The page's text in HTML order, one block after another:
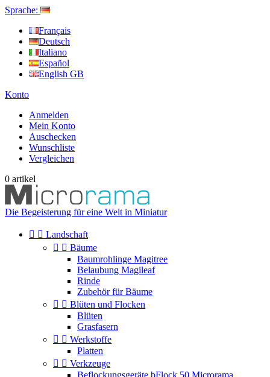
Sprache:
Français
Deutsch
Italiano
Español
English GB
Konto
Anmelden
Mein Konto
Auschecken
Wunschliste
Vergleichen
0 artikel
Die Begeisterung für eine Welt in Miniatur
  Landschaft
  Bäume
Baumrohlinge Magitree
Belaubung Magileaf
Rinde
Zubehör für Bäume
  Blüten und Flocken
Blüten
Grasfasern
  Werkstoffe
Platten
  Verkzeuge
Beflockungsgeräte bFlock 50 Microrama